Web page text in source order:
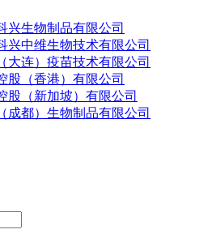
兴生物制品有限公司
兴中维生物技术有限公司
大连）疫苗技术有限公司
股（香港）有限公司
股（新加坡）有限公司
成都）生物制品有限公司